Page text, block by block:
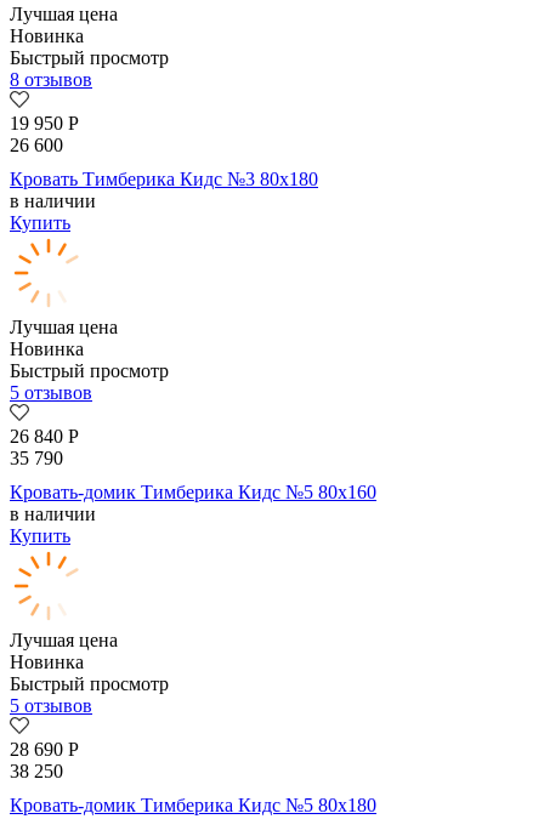
Лучшая цена
Новинка
Быстрый просмотр
8 отзывов
19 950 Р
26 600
Кровать Тимберика Кидс №3 80х180
в наличии
Купить
Лучшая цена
Новинка
Быстрый просмотр
5 отзывов
26 840 Р
35 790
Кровать-домик Тимберика Кидс №5 80х160
в наличии
Купить
Лучшая цена
Новинка
Быстрый просмотр
5 отзывов
28 690 Р
38 250
Кровать-домик Тимберика Кидс №5 80х180